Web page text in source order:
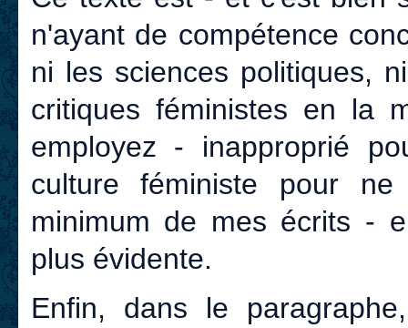
n'ayant de compétence
ni les sciences politiques,
critiques féministes en la
employez - inapproprié
culture féministe pour
minimum de mes écrits -
plus évidente.
Enfin, dans le